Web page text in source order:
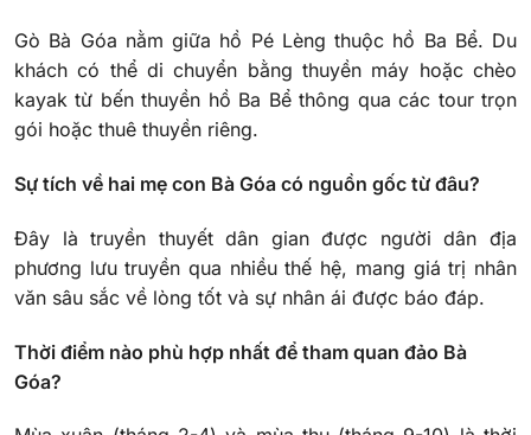
Gò Bà Góa nằm giữa hồ Pé Lèng thuộc hồ Ba Bể. Du
khách có thể di chuyển bằng thuyền máy hoặc chèo
kayak từ bến thuyền hồ Ba Bể thông qua các tour trọn
gói hoặc thuê thuyền riêng.
Sự tích về hai mẹ con Bà Góa có nguồn gốc từ đâu?
Đây là truyền thuyết dân gian được người dân địa
phương lưu truyền qua nhiều thế hệ, mang giá trị nhân
văn sâu sắc về lòng tốt và sự nhân ái được báo đáp.
Thời điểm nào phù hợp nhất để tham quan đảo Bà
Góa?